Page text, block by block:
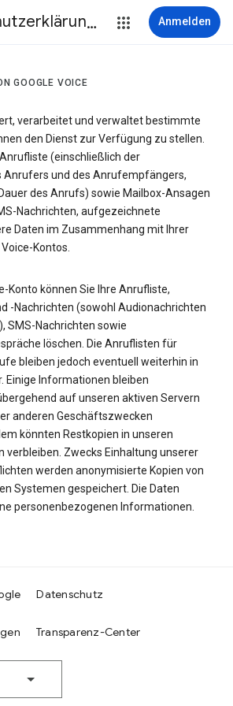
Datenschutzerklärung & Nutzungsbedingungen Anmelden
GOOGLE VOICE
verarbeitet und verwaltet bestimmte
den Dienst zur Verfügung zu stellen.
(einschließlich der
und des Anrufempfängers,
des Anrufs) sowie Mailbox-Ansagen
Nachrichten, aufgezeichnete
Daten im Zusammenhang mit Ihrer
Kontos.
Konto können Sie Ihre Anrufliste,
-Nachrichten (sowohl Audionachrichten
SMS-Nachrichten sowie
löschen. Die Anruflisten für
bleiben jedoch eventuell weiterhin in
Einige Informationen bleiben
auf unseren aktiven Servern
anderen Geschäftszwecken
könnten Restkopien in unseren
verbleiben. Zwecks Einhaltung unserer
werden anonymisierte Kopien von
Systemen gespeichert. Die Daten
personenbezogenen Informationen.
Datenschutz
Transparenz-Center